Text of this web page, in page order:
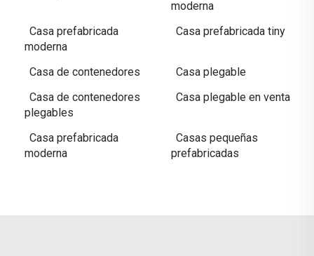
moderna
Casa prefabricada
moderna
Casa prefabricada tiny
Casa de contenedores
Casa plegable
Casa de contenedores
plegables
Casa plegable en venta
Casa prefabricada
moderna
Casas pequeñas
prefabricadas